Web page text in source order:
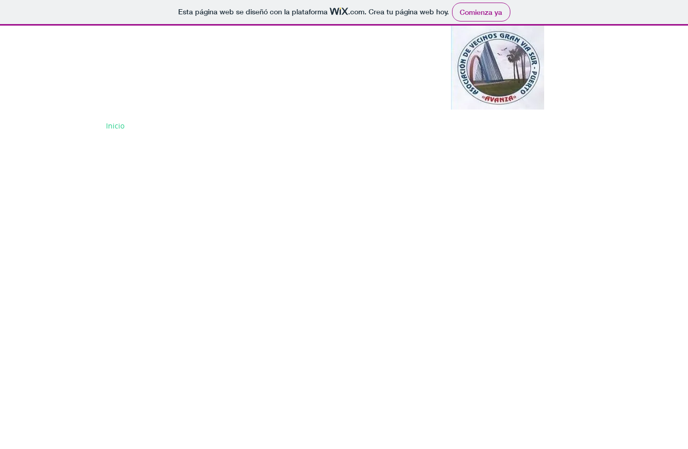
Esta página web se diseñó con la plataforma .com. Crea tu página web hoy. Comienza ya
Inicio